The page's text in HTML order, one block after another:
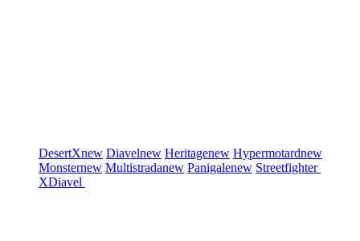
DesertXnew Diavelnew Heritagenew Hypermotardnew
Monsternew Multistradanew Panigalenew Streetfighter
XDiavel